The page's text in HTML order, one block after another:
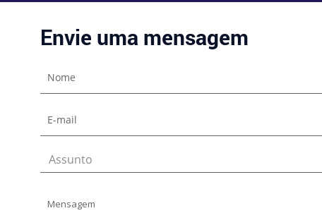
Envie uma mensagem
Assunto